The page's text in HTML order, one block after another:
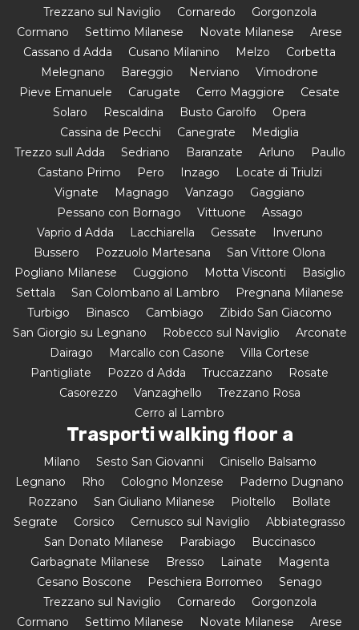
Trezzano sul Naviglio
Cornaredo
Gorgonzola
Cormano
Settimo Milanese Novate Milanese
Arese
Cassano d Adda
Cusano Milanino Melzo
Corbetta
Melegnano
Bareggio Nerviano
Vimodrone
Pieve Emanuele
Carugate Cerro Maggiore
Cesate
Solaro
Rescaldina Busto Garolfo
Opera
Cassina de Pecchi
Canegrate
Mediglia
Trezzo sull Adda
Sedriano Baranzate Arluno
Paullo
Castano Primo
Pero Inzago
Locate di Triulzi
Vignate
Magnago Vanzago
Gaggiano
Pessano con Bornago
Vittuone
Assago
Vaprio d Adda
Lacchiarella Gessate
Inveruno
Bussero
Pozzuolo Martesana
San Vittore Olona
Pogliano Milanese
Cuggiono Motta Visconti
Basiglio
Settala
San Colombano al Lambro
Pregnana Milanese
Turbigo
Binasco Cambiago
Zibido San Giacomo
San Giorgio su Legnano
Robecco sul Naviglio
Arconate
Dairago
Marcallo con Casone
Villa Cortese
Pantigliate
Pozzo d Adda Truccazzano
Rosate
Casorezzo
Vanzaghello
Trezzano Rosa
Cerro al Lambro
Trasporti walking floor a
Milano Sesto San Giovanni
Cinisello Balsamo
Legnano
Rho Cologno Monzese
Paderno Dugnano
Rozzano
San Giuliano Milanese Pioltello
Bollate
Segrate
Corsico Cernusco sul Naviglio
Abbiategrasso
San Donato Milanese
Parabiago
Buccinasco
Garbagnate Milanese
Bresso Lainate
Magenta
Cesano Boscone
Peschiera Borromeo
Senago
Trezzano sul Naviglio
Cornaredo
Gorgonzola
Cormano
Settimo Milanese Novate Milanese
Arese